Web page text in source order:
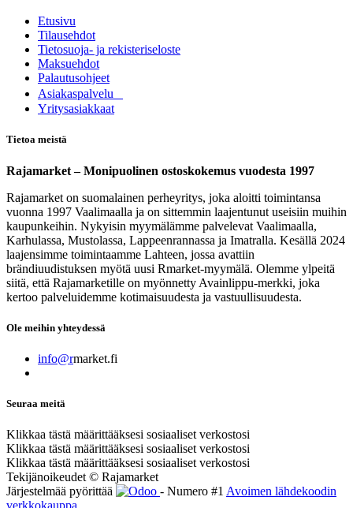
Etusivu
Tilausehdot
Tietosuoja- ja rekisteriseloste
Maksuehdot
Palautusohjeet
Asia​k​aspalvelu
​Yritysasiakkaat
Tietoa meistä
Rajamarket – Monipuolinen ostoskokemus vuodesta 1997
Rajamarket on suomalainen perheyritys, joka aloitti toimintansa
vuonna 1997 Vaalimaalla ja on sittemmin laajentunut useisiin muihin
kaupunkeihin. Nykyisin myymälämme palvelevat Vaalimaalla,
Karhulassa, Mustolassa, Lappeenrannassa ja Imatralla. Kesällä 2024
laajensimme toimintaamme Lahteen, jossa avattiin
brändiuudistuksen myötä uusi Rmarket-myymälä. Olemme ylpeitä
siitä, että Rajamarketille on myönnetty Avainlippu-merkki, joka
kertoo palveluidemme kotimaisuudesta ja vastuullisuudesta.
Ole meihin yhteydessä
info@rmarket.fi
Seuraa meitä
Klikkaa tästä määrittääksesi sosiaaliset verkostosi
Klikkaa tästä määrittääksesi sosiaaliset verkostosi
Klikkaa tästä määrittääksesi sosiaaliset verkostosi
Tekijänoikeudet © Rajamarket
Järjestelmää pyörittää
- Numero #1 Avoimen lähdekoodin